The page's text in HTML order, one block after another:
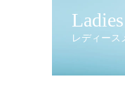
Ladies
レディース